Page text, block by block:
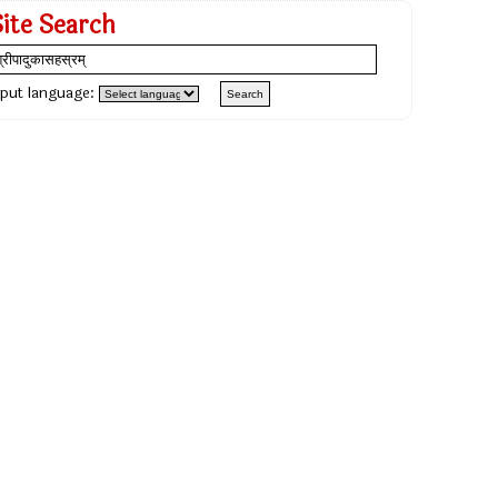
Search
language: